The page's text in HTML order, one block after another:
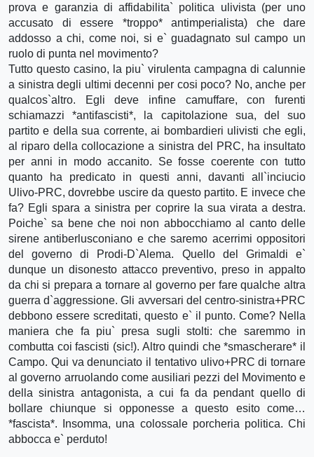
prova e garanzia di affidabilita` politica ulivista (per uno
accusato di essere *troppo* antimperialista) che dare
addosso a chi, come noi, si e` guadagnato sul campo un
ruolo di punta nel movimento?
Tutto questo casino, la piu` virulenta campagna di calunnie
a sinistra degli ultimi decenni per cosi poco? No, anche per
qualcos`altro. Egli deve infine camuffare, con furenti
schiamazzi *antifascisti*, la capitolazione sua, del suo
partito e della sua corrente, ai bombardieri ulivisti che egli,
al riparo della collocazione a sinistra del PRC, ha insultato
per anni in modo accanito. Se fosse coerente con tutto
quanto ha predicato in questi anni, davanti all`inciucio
Ulivo-PRC, dovrebbe uscire da questo partito. E invece che
fa? Egli spara a sinistra per coprire la sua virata a destra.
Poiche` sa bene che noi non abbocchiamo al canto delle
sirene antiberlusconiano e che saremo acerrimi oppositori
del governo di Prodi-D`Alema. Quello del Grimaldi e`
dunque un disonesto attacco preventivo, preso in appalto
da chi si prepara a tornare al governo per fare qualche altra
guerra d`aggressione. Gli avversari del centro-sinistra+PRC
debbono essere screditati, questo e` il punto. Come? Nella
maniera che fa piu` presa sugli stolti: che saremmo in
combutta coi fascisti (sic!). Altro quindi che *smascherare* il
Campo. Qui va denunciato il tentativo ulivo+PRC di tornare
al governo arruolando come ausiliari pezzi del Movimento e
della sinistra antagonista, a cui fa da pendant quello di
bollare chiunque si opponesse a questo esito come…
*fascista*. Insomma, una colossale porcheria politica. Chi
abbocca e` perduto!